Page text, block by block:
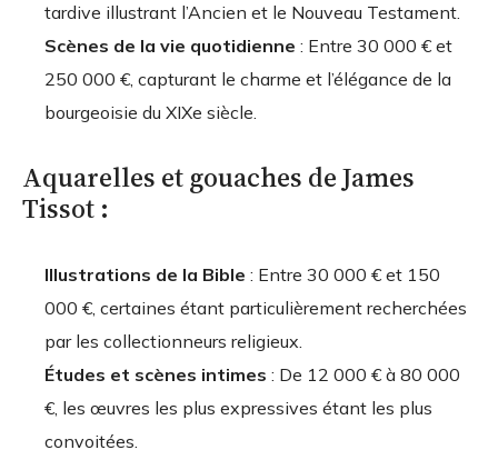
tardive illustrant l’Ancien et le Nouveau Testament.
Scènes de la vie quotidienne : Entre 30 000 € et
250 000 €, capturant le charme et l’élégance de la
bourgeoisie du XIXe siècle.
Aquarelles et gouaches de James
Tissot :
Illustrations de la Bible : Entre 30 000 € et 150
000 €, certaines étant particulièrement recherchées
par les collectionneurs religieux.
Études et scènes intimes : De 12 000 € à 80 000
€, les œuvres les plus expressives étant les plus
convoitées.